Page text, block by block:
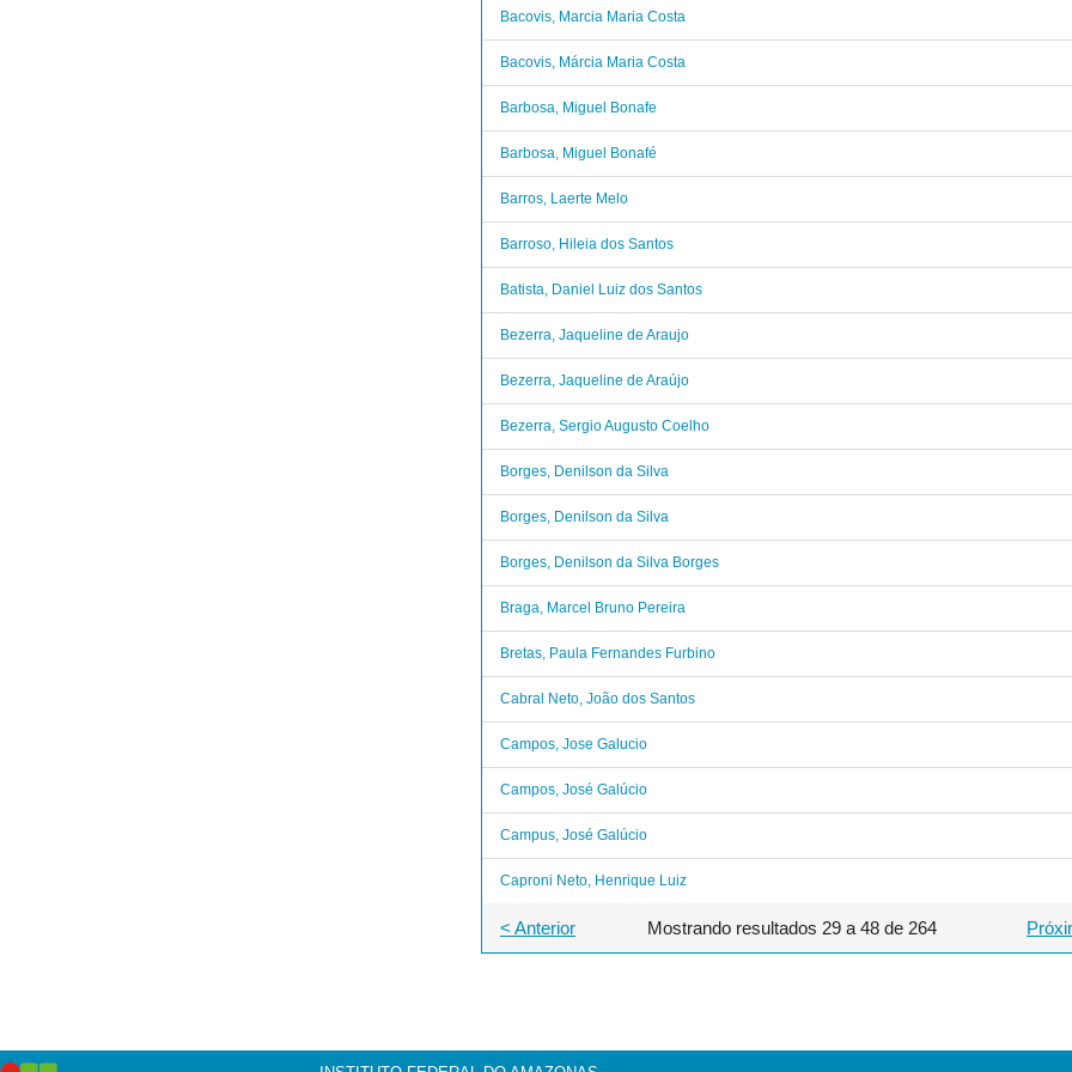
Bacovis, Marcia Maria Costa
Bacovis, Márcia Maria Costa
Barbosa, Miguel Bonafe
Barbosa, Miguel Bonafé
Barros, Laerte Melo
Barroso, Hileia dos Santos
Batista, Daniel Luiz dos Santos
Bezerra, Jaqueline de Araujo
Bezerra, Jaqueline de Araújo
Bezerra, Sergio Augusto Coelho
Borges, Denilson da Silva
Borges, Denilson da Silva
Borges, Denilson da Silva Borges
Braga, Marcel Bruno Pereira
Bretas, Paula Fernandes Furbino
Cabral Neto, João dos Santos
Campos, Jose Galucio
Campos, José Galúcio
Campus, José Galúcio
Caproni Neto, Henrique Luiz
Mostrando resultados 29 a 48 de 264
< Anterior